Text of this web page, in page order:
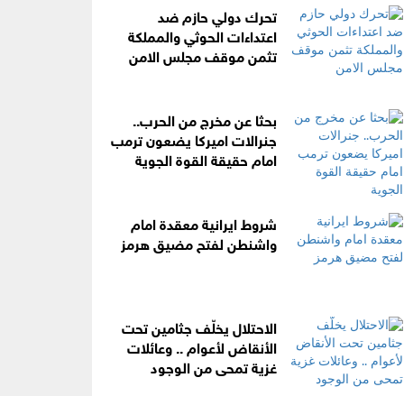
تحرك دولي حازم ضد
اعتداءات الحوثي والمملكة
تثمن موقف مجلس الامن
بحثا عن مخرج من الحرب..
جنرالات اميركا يضعون ترمب
امام حقيقة القوة الجوية
شروط ايرانية معقدة امام
واشنطن لفتح مضيق هرمز
الاحتلال يخلّف جثامين تحت
الأنقاض لأعوام .. وعائلات
غزية تمحى من الوجود